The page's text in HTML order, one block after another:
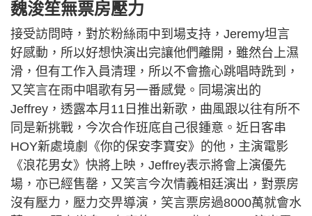
魏浚笙無票房壓力
接受訪問時，對於粉絲雨中到場支持，Jeremy坦言
好感動，所以好想快演出完讓他們離開，雖然台上濕
滑，但有工作入員清理，所以不會擔心跳唱時跣到，
又笑言在雨中唱歌有另一番感覺。同場演出的
Jeffrey，透露本月11日推出新歌，曲風跟以往有所不
同是新挑戰，今次合作班底自己很鍾意。近日客串
HOY新處境劇《你的保安李寶安》的他，主演電影
《浪花男女》快將上映，Jeffrey表示將會上演優先
場，亦已經售罄，又笑言今次情義相廷演出，對票房
沒有壓力，壓力交畀導演，笑言票房過8000萬就會水